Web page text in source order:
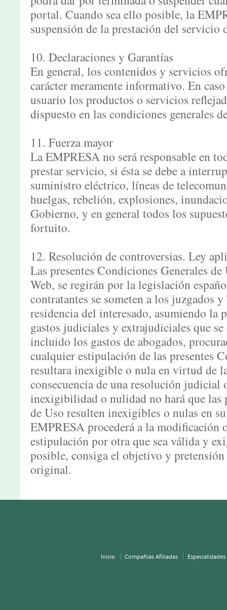
portal. Cuando sea ello posible, la
suspensión de la prestación del servicio
10. Declaraciones y Garantías
En general, los contenidos y servicios
carácter meramente informativo. En
usuario los productos o servicios
dispuesto en las condiciones generales
11. Fuerza mayor
La EMPRESA no será responsable en
prestar servicio, si ésta se debe a
suministro eléctrico, líneas de
huelgas, rebelión, explosiones,
Gobierno, y en general todos los
fortuito.
12. Resolución de controversias. Ley
Las presentes Condiciones Generales
Web, se regirán por la legislación
contratantes se someten a los juzgados
residencia del interesado, asumiendo la
gastos judiciales y extrajudiciales que
incluido los gastos de abogados,
cualquier estipulación de las presentes
resultara inexigible o nula en virtud de
consecuencia de una resolución
inexigibilidad o nulidad no hará que las
de Uso resulten inexigibles o nulas en
EMPRESA procederá a la modificación
estipulación por otra que sea válida y
posible, consiga el objetivo y
original.
Inicio Compañías Afiliadas Especialidades